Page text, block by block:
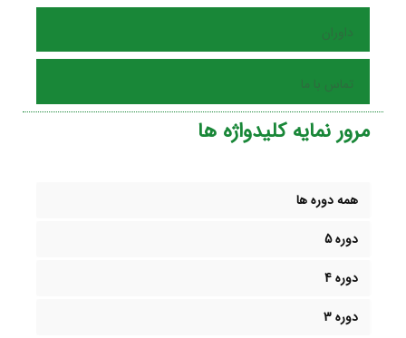
داوران
تماس با ما
مرور نمایه کلیدواژه ها
همه دوره ها
دوره 5
دوره 4
دوره 3